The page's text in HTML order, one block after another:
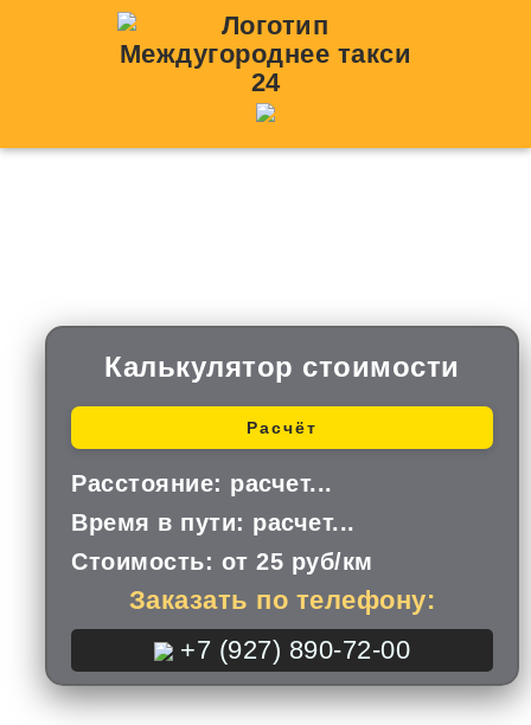
Калькулятор стоимости
Расчёт
Расстояние: расчет...
Время в пути: расчет...
Стоимость: от 25 руб/км
Заказать по телефону:
+7 (927) 890-72-00